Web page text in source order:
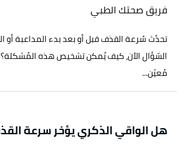
فريق صحتك الطبي
السّؤال الآن، كيف يُمكن تشخيص هذه
مُعيّن...
هل الواقي الذكري يؤخر سرعة